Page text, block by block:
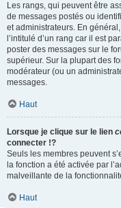
Les rangs, qui peuvent être
de messages postés ou
et administrateurs. En
l’intitulé d’un rang car il est
poster des messages sur le
supérieur. Sur la plupart des
modérateur (ou un
messages.
Haut
Lorsque je clique sur le lien
connecter !?
Seuls les membres peuvent
la fonction a été activée par
malveillante de la
Haut